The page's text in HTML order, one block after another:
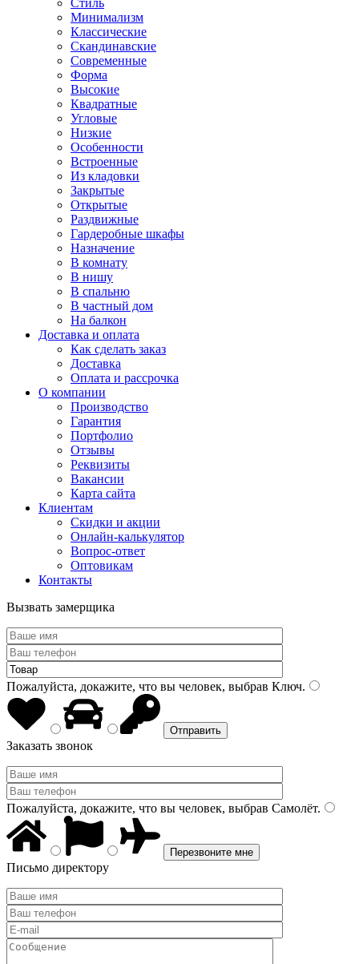
Стиль
Минимализм
Классические
Скандинавские
Современные
Форма
Высокие
Квадратные
Угловые
Низкие
Особенности
Встроенные
Из кладовки
Закрытые
Открытые
Раздвижные
Гардеробные шкафы
Назначение
В комнату
В нишу
В спальню
В частный дом
На балкон
Доставка и оплата
Как сделать заказ
Доставка
Оплата и рассрочка
О компании
Производство
Гарантия
Портфолио
Отзывы
Реквизиты
Вакансии
Карта сайта
Клиентам
Скидки и акции
Онлайн-калькулятор
Вопрос-ответ
Оптовикам
Контакты
Вызвать замерщика
Пожалуйста, докажите, что вы человек, выбрав Ключ.
Заказать звонок
Пожалуйста, докажите, что вы человек, выбрав Самолёт.
Письмо директору